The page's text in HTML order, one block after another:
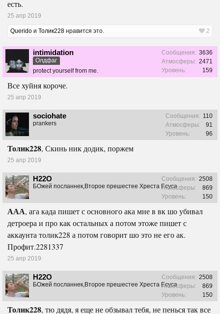
есть.
25 апр 2019
Querido и Толик228 нравится это. 2
intimidation
Олдфаг
protect yourself from me.
Сообщения: 3636
Атмосферы: 2471
Уровень:
159
Все хуйня короче.
25 апр 2019
sociohate
prankers
Сообщения: 110
Атмосферы:
91
Уровень:
96
Толик228, Скинь ник додик, поржем
25 апр 2019
H22O
БОжей посланнек,Второе прешестее Хреста Есуса
Сообщения: 2508
Атмосферы:
869
Уровень:
150
ААА, ага када пишет с основного ака мне в вк шо убивал
детроера и про как остальных а потом этоже пишет с
аккаунта толик228 а потом говорит шо это не его ак.
Профит.2281337
25 апр 2019
H22O
БОжей посланнек,Второе прешестее Хреста Есуса
Сообщения: 2508
Атмосферы:
869
Уровень:
150
Толик228, тю дядя, я еще не обзывал тебя, не пенься так все